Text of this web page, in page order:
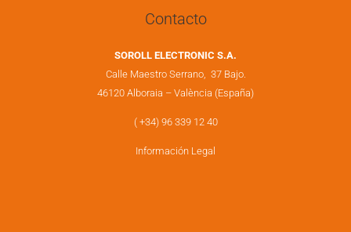
Contacto
SOROLL ELECTRONIC S.A.
Calle Maestro Serrano, 37 Bajo.
46120 Alboraia – València (España)
( +34) 96 339 12 40
Información Legal